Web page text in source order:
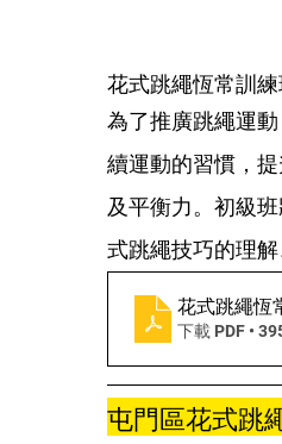
花式跳繩恆常訓
為了推廣跳繩運
續運動的習慣，
及平衡力。初級
式跳繩技巧的理
花式跳繩恆
下載 PDF •
屯門區花式跳